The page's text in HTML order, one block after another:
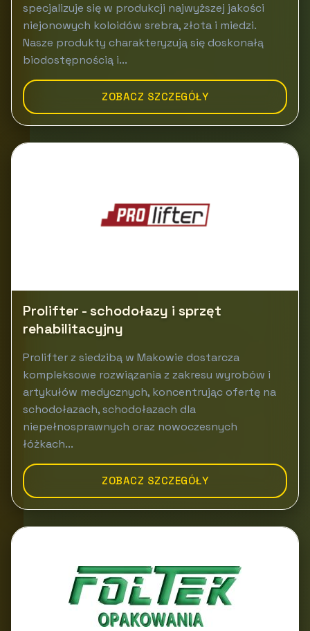
specjalizuje się w produkcji najwyższej jakości
niejonowych koloidów srebra, złota i miedzi.
Nasze produkty charakteryzują się doskonałą
biodostępnością i...
ZOBACZ SZCZEGÓŁY
Prolifter - schodołazy i sprzęt
rehabilitacyjny
Prolifter z siedzibą w Makowie dostarcza
kompleksowe rozwiązania z zakresu wyrobów i
artykułów medycznych, koncentrując ofertę na
schodołazach, schodołazach dla
niepełnosprawnych oraz nowoczesnych
łóżkach...
ZOBACZ SZCZEGÓŁY